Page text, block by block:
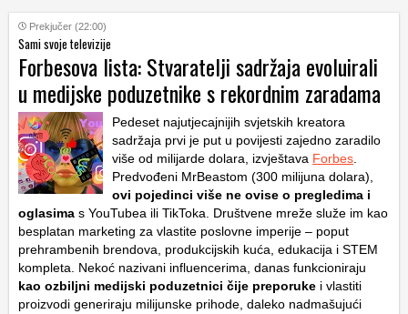
Prekjučer (22:00)
Sami svoje televizije
Forbesova lista: Stvaratelji sadržaja evoluirali
u medijske poduzetnike s rekordnim zaradama
Pedeset najutjecajnijih svjetskih kreatora
sadržaja prvi je put u povijesti zajedno zaradilo
više od milijarde dolara, izvještava Forbes
Predvođeni MrBeastom (300 milijuna dolara),
ovi pojedinci više ne ovise o pregledima i
oglasima s YouTubea ili TikToka. Društvene mreže služe im kao
besplatan marketing za vlastite poslovne imperije – poput
prehrambenih brendova, produkcijskih kuća, edukacija i STEM
kompleta. Nekoć nazivani influencerima, danas funkcioniraju
kao ozbiljni medijski poduzetnici čije preporuke i vlastiti
proizvodi generiraju milijunske prihode, daleko nadmašujući